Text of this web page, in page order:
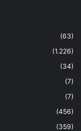
(63)
(1.226)
(34)
(7)
(7)
(456)
(359)